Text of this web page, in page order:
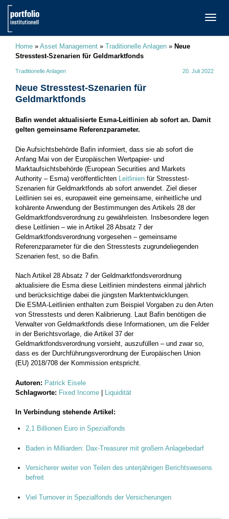
Home » Asset Management » Traditionelle Anlagen » Neue
Stresstest-Szenarien für Geldmarktfonds
Traditionelle Anlagen 20. Juli 2022
Neue Stresstest-Szenarien für
Geldmarktfonds
Bafin wendet aktualisierte Esma-Leitlinien ab sofort an. Damit
gelten gemeinsame Referenzparameter.
Die Aufsichtsbehörde Bafin informiert, dass sie ab sofort die
Anfang Mai von der Europäischen Wertpapier- und
Marktaufsichtsbehörde (European Securities and Markets
Authority – Esma) veröffentlichten Leitlinien für Stresstest-
Szenarien für Geldmarktfonds ab sofort anwendet. Ziel dieser
Leitlinien sei es, europaweit eine gemeinsame, einheitliche und
kohärente Anwendung der Bestimmungen des Artikels 28 der
Geldmarktfondsverordnung zu gewährleisten. Insbesondere legen
diese Leitlinien – wie in Artikel 28 Absatz 7 der
Geldmarktfondsverordnung vorgesehen – gemeinsame
Referenzparameter für die den Stresstests zugrundeliegenden
Szenarien fest, so die Bafin.
Nach Artikel 28 Absatz 7 der Geldmarktfondsverordnung
aktualisiere die Esma diese Leitlinien mindestens einmal jährlich
und berücksichtige dabei die jüngsten Marktentwicklungen.
Die ESMA-Leitlinien enthalten zum Beispiel Vorgaben zu den Arten
von Stresstests und deren Kalibrierung. Laut Bafin benötigen die
Verwalter von Geldmarktfonds diese Informationen, um die Felder
in der Berichtsvorlage, die Artikel 37 der
Geldmarktfondsverordnung vorsieht, auszufüllen – und zwar so,
dass es der Durchführungsverordnung der Europäischen Union
(EU) 2018/708 der Kommission entspricht.
Autoren: Patrick Eisele
Schlagworte: Fixed Income | Liquidität
In Verbindung stehende Artikel:
2,1 Billionen Euro in Spezialfonds
Baden in Milliarden: Dax-Treasurer mit großem Anlagebedarf
Versicherer weiter von Teilen des unterjährigen Berichtswesens
befreit
Viel Turnover in Spezialfonds der Versicherungen